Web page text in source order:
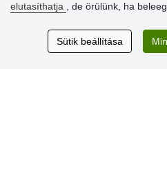
Vásárlók
értékelése
elutasíthatja
, de örülünk, ha
Sütik beállítása